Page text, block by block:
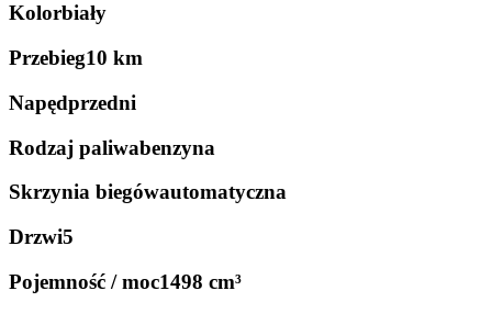
Kolorbiały
Przebieg10 km
Napędprzedni
Rodzaj paliwabenzyna
Skrzynia biegówautomatyczna
Drzwi5
Pojemność / moc1498 cm³